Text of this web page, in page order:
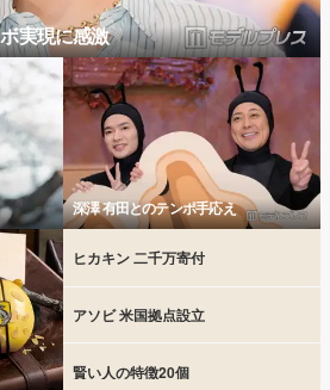
実現に感激
深澤 有田とのテンポ手応え
ヒカキン 二千万寄付
アソビ 米国拠点設立
賢い人の特徴20個